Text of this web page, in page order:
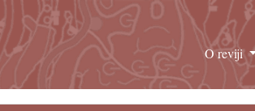
O reviji